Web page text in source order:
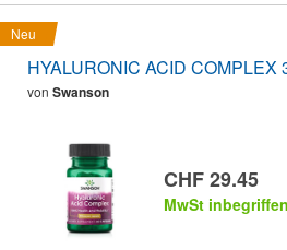
Neu
HYALURONIC ACID COMPLEX
von Swanson
CHF 29.45
MwSt inbegriffen